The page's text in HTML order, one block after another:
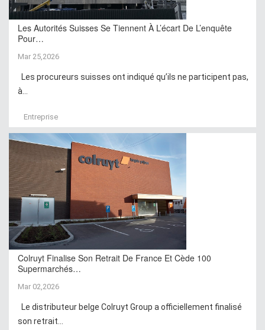
Les Autorités Suisses Se Tiennent À L’écart De L’enquête
Pour…
Mar 25,2026
Les procureurs suisses ont indiqué qu’ils ne participent pas,
à...
Entreprise
Colruyt Finalise Son Retrait De France Et Cède 100
Supermarchés…
Mar 02,2026
Le distributeur belge Colruyt Group a officiellement finalisé
son retrait...